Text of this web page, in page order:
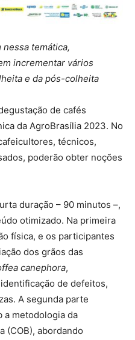
temática,
incrementar vários
e da pós-colheita
de cafés
da AgroBrasília 2023. No
técnicos,
poderão obter noções
duração – 90 minutos –,
otimizado. Na primeira
física, e os participantes
dos grãos das
canephora,
de defeitos,
A segunda parte
a metodologia da
(COB), abordando